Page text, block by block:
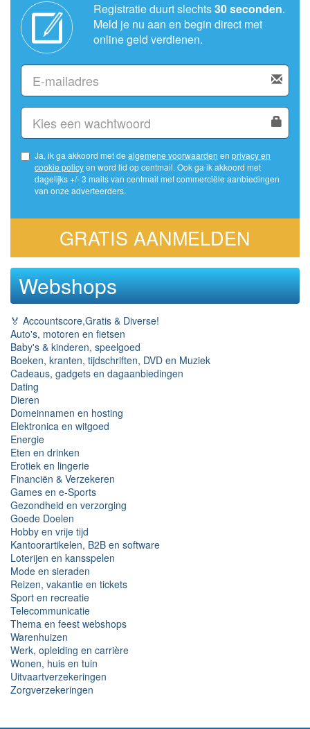
Registratie duurt slechts30 seconden.
Meld je nu aan en begin direct met
online geld verdienen.
Ja, ik ga akkoord met de algemene voorwaarden en privacy en
cookie policy
dagelijks +/- 3 mails van centmail met commerciële aanbiedingen
van onze adverteerders.
GRATIS AANMELDEN
Webshops
🏅 Accountscore,Gratis & Diverse!
Auto's, motoren en fietsen
Baby's & kinderen, speelgoed
Boeken, kranten, tijdschriften, DVD en Muziek
Cadeaus, gadgets en dagaanbiedingen
Dating
Dieren
Domeinnamen en hosting
Elektronica en witgoed
Energie
Eten en drinken
Erotiek en lingerie
Financiën & Verzekeren
Games en e-Sports
Gezondheid en verzorging
Goede Doelen
Hobby en vrije tijd
Kantoorartikelen, B2B en software
Loterijen en kansspelen
Mode en sieraden
Reizen, vakantie en tickets
Sport en recreatie
Telecommunicatie
Thema en feest webshops
Warenhuizen
Werk, opleiding en carrière
Wonen, huis en tuin
Uitvaartverzekeringen
Zorgverzekeringen